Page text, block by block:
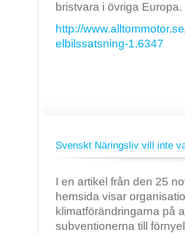
bristvara i övriga Europa.
http://
elbilssatsning-1.6347
Svenskt Näringsliv vill inte
I en artikel från den 25
hemsida visar
klimatförändringarna på
subventionerna till